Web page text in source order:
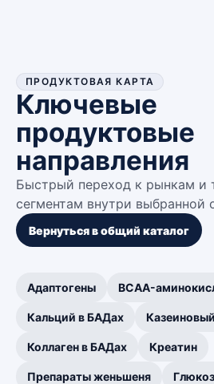
ПРОДУКТОВАЯ КАРТА
Ключевые
продуктовые
направления
Быстрый переход к рынкам и
сегментам внутри выбранной
Вернуться в общий каталог
Адаптогены BCAA-
Кальций в БАДах
Коллаген в БАДах Креатин
Препараты женьшеня